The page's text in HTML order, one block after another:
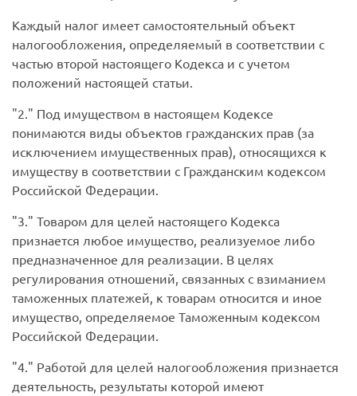
Каждый налог имеет самостоятельный объект
налогообложения, определяемый в соответствии с
частью второй настоящего Кодекса и с учетом
положений настоящей статьи.
2.
Под имуществом в настоящем Кодексе
понимаются виды объектов гражданских прав (за
исключением имущественных прав), относящихся к
имуществу в соответствии с Гражданским кодексом
Российской Федерации.
3. Товаром для целей настоящего Кодекса
признается любое имущество, реализуемое либо
предназначенное для реализации. В целях
регулирования отношений, связанных с взиманием
таможенных платежей, к товарам относится и иное
имущество, определяемое Таможенным кодексом
Российской Федерации.
4.
Работой для целей налогообложения признается
деятельность, результаты которой имеют